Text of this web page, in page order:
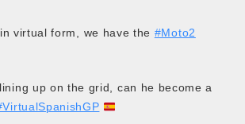
virtual form, we have the #Moto2
up on the grid, can he become a